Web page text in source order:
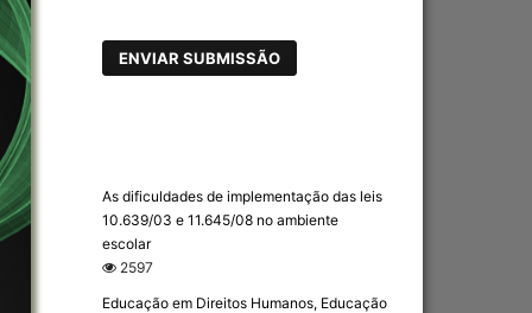
ENVIAR SUBMISSÃO
As dificuldades de implementação das leis
10.639/03 e 11.645/08 no ambiente
escolar
2597
Educação em Direitos Humanos, Educação